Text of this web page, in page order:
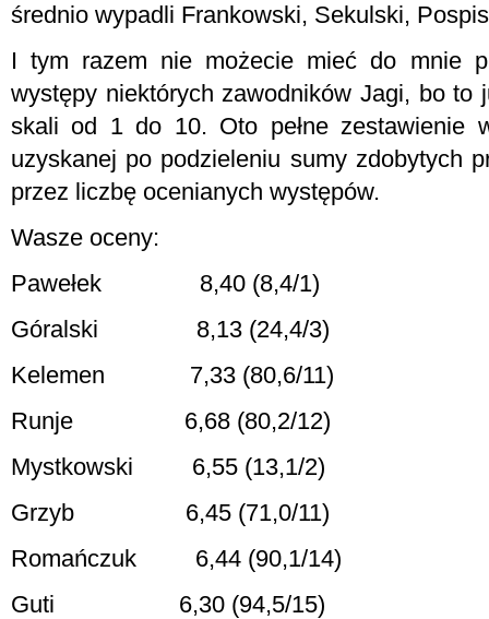
średnio wypadli Frankowski, Sekulski,
I tym razem nie możecie mieć do mnie
występy niektórych zawodników Jagi, bo to
skali od 1 do 10. Oto pełne zestawienie
uzyskanej po podzieleniu sumy zdobytych
przez liczbę ocenianych występów.
Wasze oceny:
Pawełek
8,40 (8,4/1)
Góralski
8,13 (24,4/3)
Kelemen
7,33 (80,6/11)
Runje
6,68 (80,2/12)
Mystkowski
6,55 (13,1/2)
Grzyb
6,45 (71,0/11)
Romańczuk
6,44 (90,1/14)
Guti
6,30 (94,5/15)